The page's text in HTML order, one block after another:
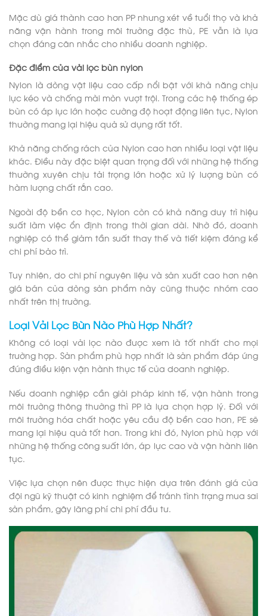
Mặc dù giá thành cao hơn PP nhưng xét về tuổi thọ và khả
năng vận hành trong môi trường đặc thù, PE vẫn là lựa
chọn đáng cân nhắc cho nhiều doanh nghiệp.
Đặc điểm của vải lọc bùn nylon
Nylon là dòng vật liệu cao cấp nổi bật với khả năng chịu
lực kéo và chống mài mòn vượt trội. Trong các hệ thống ép
bùn có áp lực lớn hoặc cường độ hoạt động liên tục, Nylon
thường mang lại hiệu quả sử dụng rất tốt.
Khả năng chống rách của Nylon cao hơn nhiều loại vật liệu
khác. Điều này đặc biệt quan trọng đối với những hệ thống
thường xuyên chịu tải trọng lớn hoặc xử lý lượng bùn có
hàm lượng chất rắn cao.
Ngoài độ bền cơ học, Nylon còn có khả năng duy trì hiệu
suất làm việc ổn định trong thời gian dài. Nhờ đó, doanh
nghiệp có thể giảm tần suất thay thế và tiết kiệm đáng kể
chi phí bảo trì.
Tuy nhiên, do chi phí nguyên liệu và sản xuất cao hơn nên
giá bán của dòng sản phẩm này cũng thuộc nhóm cao
nhất trên thị trường.
Loại Vải Lọc Bùn Nào Phù Hợp Nhất?
Không có loại vải lọc nào được xem là tốt nhất cho mọi
trường hợp. Sản phẩm phù hợp nhất là sản phẩm đáp ứng
đúng điều kiện vận hành thực tế của doanh nghiệp.
Nếu doanh nghiệp cần giải pháp kinh tế, vận hành trong
môi trường thông thường thì PP là lựa chọn hợp lý. Đối với
môi trường hóa chất hoặc yêu cầu độ bền cao hơn, PE sẽ
mang lại hiệu quả tốt hơn. Trong khi đó, Nylon phù hợp với
những hệ thống công suất lớn, áp lực cao và vận hành liên
tục.
Việc lựa chọn nên được thực hiện dựa trên đánh giá của
đội ngũ kỹ thuật có kinh nghiệm để tránh tình trạng mua sai
sản phẩm, gây lãng phí chi phí đầu tư.